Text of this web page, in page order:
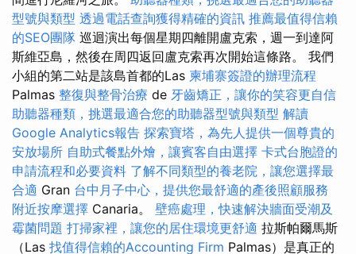
型號與類型 透過電話查詢獲得精確的資訊 推薦最值得信賴
的SEO團隊 巡迴演出每個星期四離開盧克索，週一到達阿
斯維亞島，然後在周四返回盧克索再次開始這條路。 我們
小組的第二站是該島首都的Las 柬埔寨簽證的辦理流程
Palmas 整復與整骨治療 de 牙齒矯正，讓你的笑容更自信
助聽器種類，挑選最適合您的助聽器型號與類型 解讀
Google Analytics報告 探索寶塔，為先人提供一個尊貴的
安放場所 自助式餐點外燴，讓賓客自由選擇 卡式台胞證的
申請流程和必要資料 了解不同類型的養老院，讓您選擇最
合適 Gran 台中月子中心，提供您最舒適的產後照顧服務
附近按摩選擇 Canaria。 壁癌處理，快速解決牆面受潮及
霉菌問題 打掃家裡，讓您的居住環境更舒適 拉斯帕爾馬斯
（Las 找值得信賴的Accounting Firm Palmas）是真正的